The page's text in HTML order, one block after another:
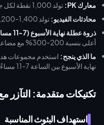
معارك PK:
تولد 1,000 نقطة لكل جلسة مدتها 30 دقيقة.
محادثات الفيديو: تولد 1,400-4,200 نقطة في الدقيقة.
ذروة عطلة نهاية الأسبوع (7-11 مساءً):
أعلى بنسبة 200-300% مع مضاعفات 1.2x-1.5x.
ما الذي ينجح:
نهاية الأسبوع بين الساعة 7-11 مساءً للاستفادة من مضاعف 1.5x.
تكتيكات متقدمة: التآزر
استهداف البثوث المناسبة